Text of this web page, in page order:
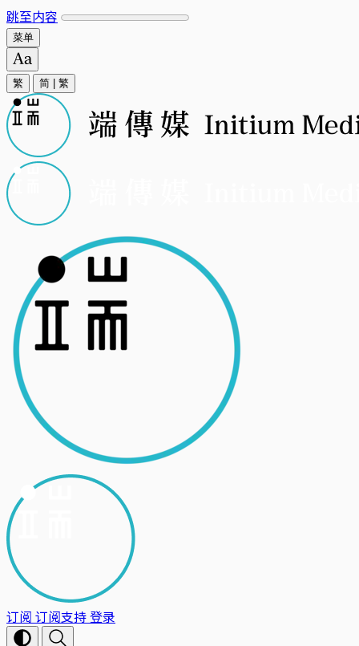
跳至内容
菜单
繁 简 繁
订阅 订阅支持登录